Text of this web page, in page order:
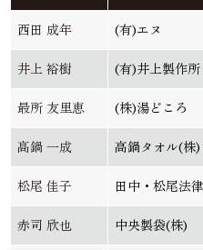
西田 成年 (有)エヌ
井上 裕樹 (有)井上製作所
最所 友里恵 (株)湯どころ
髙鍋 一成 高鍋タオル(株)
松尾 佳子 田中・松尾法
赤司 欣也 中央製袋(株)